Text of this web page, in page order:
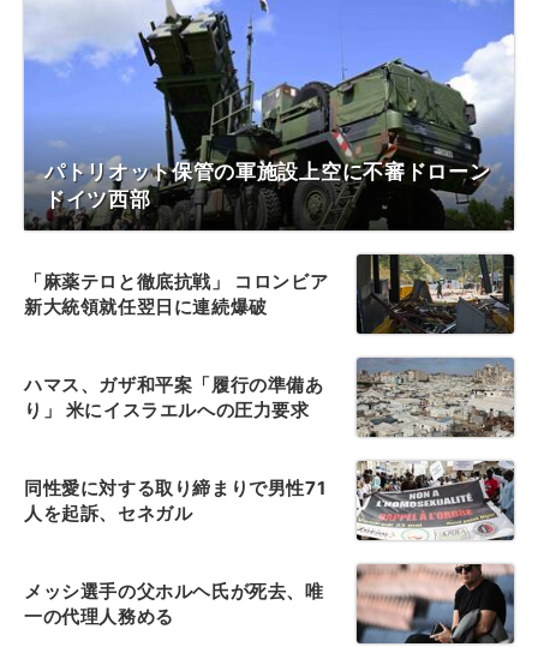
パトリオット保管の軍施設上空に不審ドローン
ドイツ西部
「麻薬テロと徹底抗戦」 コロンビア
新大統領就任翌日に連続爆破
ハマス、ガザ和平案「履行の準備あ
り」 米にイスラエルへの圧力要求
同性愛に対する取り締まりで男性71
人を起訴、セネガル
メッシ選手の父ホルヘ氏が死去、唯
一の代理人務める